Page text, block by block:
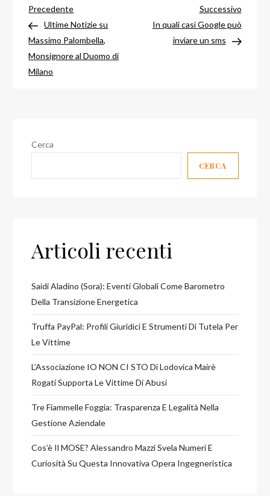
Navigazione
articoli
Articolo
precedente
Precedente
Ultime Notizie su
Massimo Palombella,
Monsignore al Duomo di
Milano
Successivo
In quali casi Google può
inviare un sms
Cerca
CERCA
Articoli recenti
Saidi Aladino (Sora): Eventi Globali Come Barometro
Della Transizione Energetica
Truffa PayPal: Profili Giuridici E Strumenti Di Tutela Per
Le Vittime
L’Associazione IO NON CI STO Di Lodovica Mairè
Rogati Supporta Le Vittime Di Abusi
Tre Fiammelle Foggia: Trasparenza E Legalità Nella
Gestione Aziendale
Cos’è Il MOSE? Alessandro Mazzi Svela Numeri E
Curiosità Su Questa Innovativa Opera Ingegneristica